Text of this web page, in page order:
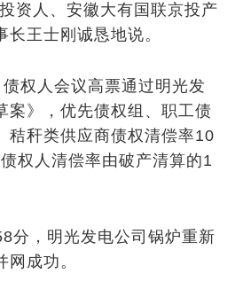
资人、安徽大有国联京投产
王士刚诚恳地说。
权人会议高票通过明光发
案》，优先债权组、职工债
秸秆类供应商债权清偿率10
权人清偿率由破产清算的1
分，明光发电公司 锅炉重新
成功。